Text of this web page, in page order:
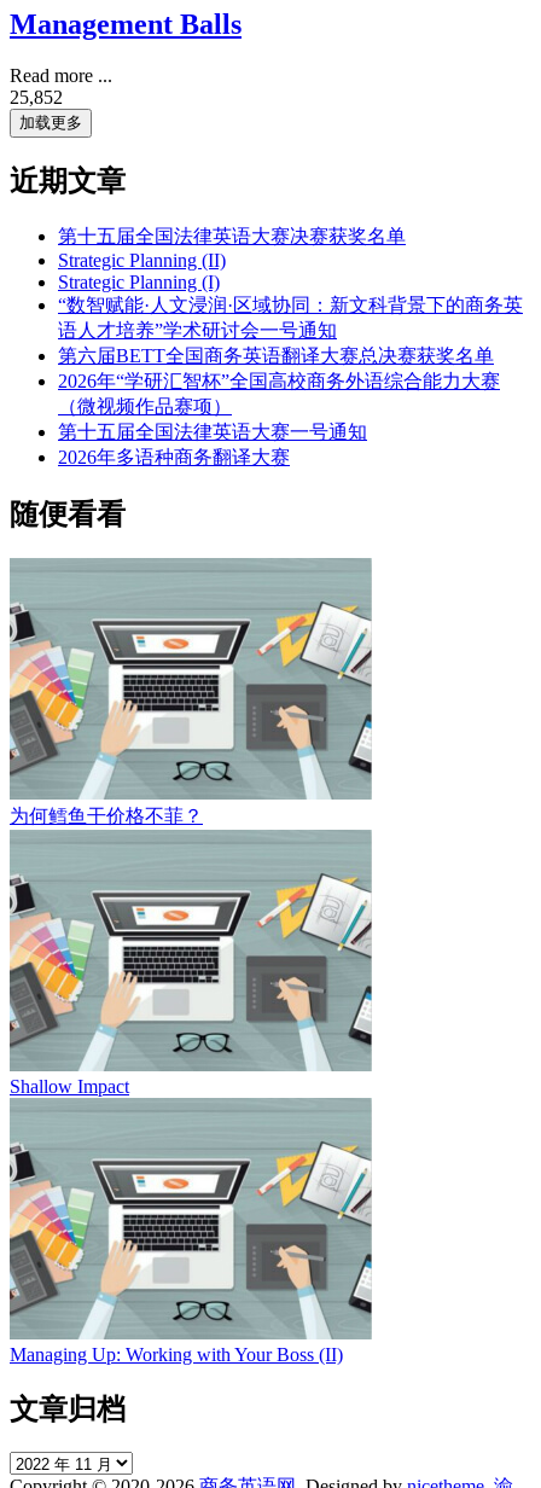
Management Balls
Read more ...
25,852
加载更多
近期文章
第十五届全国法律英语大赛决赛获奖名单
Strategic Planning (II)
Strategic Planning (I)
“数智赋能·人文浸润·区域协同：新文科背景下的商务英
语人才培养”学术研讨会一号通知
第六届BETT全国商务英语翻译大赛总决赛获奖名单
2026年“学研汇智杯”全国高校商务外语综合能力大赛
（微视频作品赛项）
第十五届全国法律英语大赛一号通知
2026年多语种商务翻译大赛
随便看看
为何鳕鱼干价格不菲？
Shallow Impact
Managing Up: Working with Your Boss (II)
文章归档
文